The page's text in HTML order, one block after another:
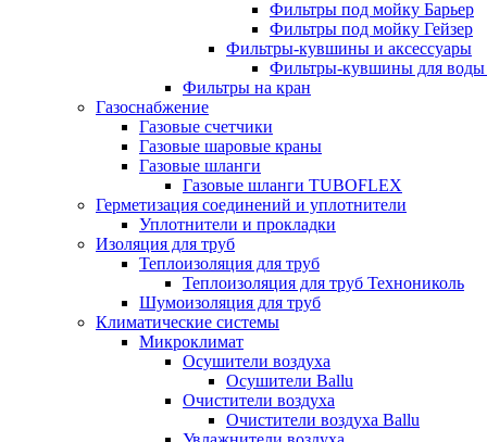
Фильтры под мойку Барьер
Фильтры под мойку Гейзер
Фильтры-кувшины и аксессуары
Фильтры-кувшины для
Фильтры на кран
Газоснабжение
Газовые счетчики
Газовые шаровые краны
Газовые шланги
Газовые шланги TUBOFLEX
Герметизация соединений и уплотнители
Уплотнители и прокладки
Изоляция для труб
Теплоизоляция для труб
Теплоизоляция для труб Технониколь
Шумоизоляция для труб
Климатические системы
Микроклимат
Осушители воздуха
Осушители Ballu
Очистители воздуха
Очистители воздуха Ballu